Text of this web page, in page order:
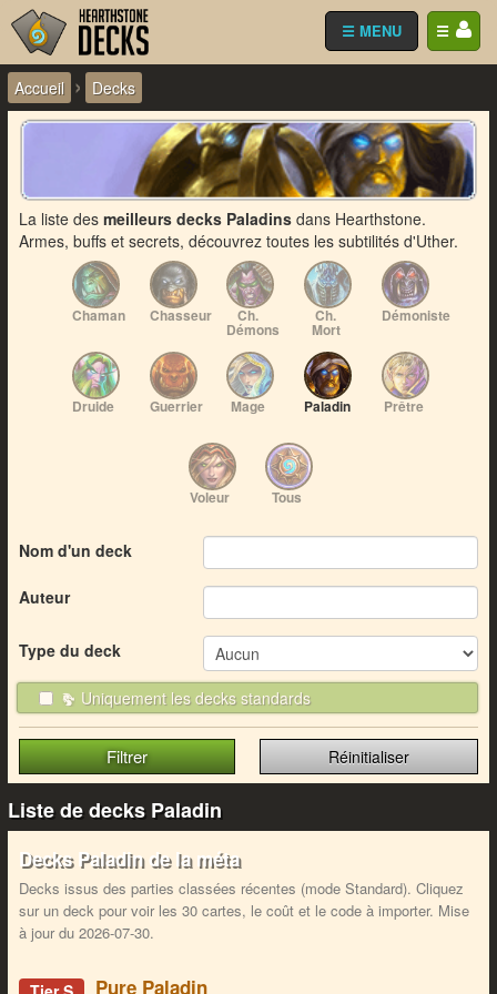
☰
☰ MENU
Accueil › Decks
La liste des meilleurs decks Paladins dans Hearthstone.
Armes, buffs et secrets, découvrez toutes les subtilités d'Uther.
Chaman Chasseur Ch.
Démons
Ch.
Mort
Démoniste
Druide Guerrier Mage Paladin Prêtre
Voleur Tous
Nom d'un deck
Auteur
Type du deck
Uniquement les decks standards
Réinitialiser
Liste de decks Paladin
Decks Paladin de la méta
Decks issus des parties classées récentes (mode Standard). Cliquez
sur un deck pour voir les 30 cartes, le coût et le code à importer. Mise
à jour du 2026-07-30.
Pure Paladin